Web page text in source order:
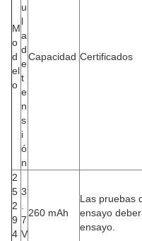
M
o
d
el
o
u
l
a
d
e
t
e
n
s
i
ó
n
Capacidad Certificados
2
5
2
9
4
3
.
7
V
260 mAh
Las pruebas
ensayo
ensayo.